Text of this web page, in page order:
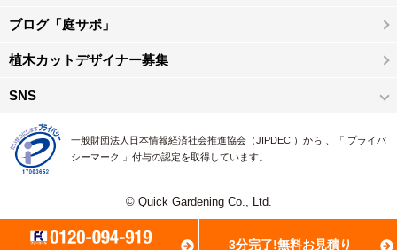
3分完了!無料お見積り
ブログ「庭サポ」
植木カットデザイナー募集
SNS
一般財団法人日本情報経済社会推進協会（JIPDEC ）から 、「 プライバ
シーマーク 」付与の認定を取得しています。
© Quick Gardening Co., Ltd.